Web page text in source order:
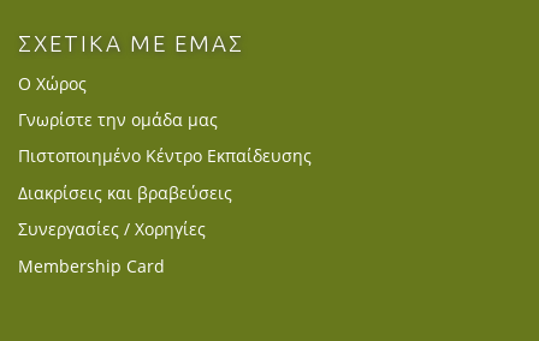
ΣΧΕΤΙΚΑ ΜΕ ΕΜΑΣ
Ο Χώρος
Γνωρίστε την ομάδα μας
Πιστοποιημένο Κέντρο Εκπαίδευσης
Διακρίσεις και βραβεύσεις
Συνεργασίες / Χορηγίες
Membership Card